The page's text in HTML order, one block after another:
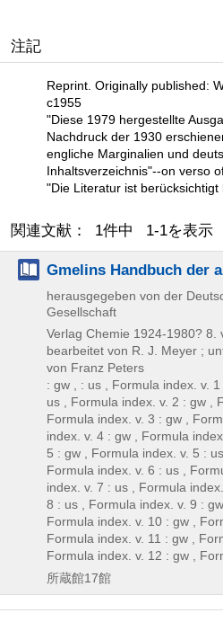
注記
Reprint. Originally published:
c1955
"Diese 1979 hergestellte
Nachdruck der 1930
engliche Marginalien und
Inhaltsverzeichnis"--on verso
"Die Literatur ist
関連文献： 1件中 1-1を表示
Gmelins Handbuch der
herausgegeben von der
Gesellschaft
Verlag Chemie 1924-1980? 8.
bearbeitet von R. J. Meyer ;
von Franz Peters
: gw , : us , Formula index. v.
us , Formula index. v. 2 : gw ,
Formula index. v. 3 : gw ,
index. v. 4 : gw , Formula
5 : gw , Formula index. v. 5 :
Formula index. v. 6 : us ,
index. v. 7 : us , Formula
8 : us , Formula index. v. 9 :
Formula index. v. 10 : gw ,
Formula index. v. 11 : gw ,
Formula index. v. 12 : gw ,
所蔵館17館